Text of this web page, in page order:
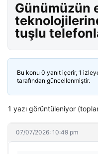
Günümüzün
tuşlu
Bu konu 0 yanıt içerir, 1
tarafından güncellenmiştir.
1 yazı görüntüleniyor
07/07/2026: 10:49 pm